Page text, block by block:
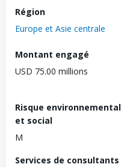
Région
Europe et Asie centrale
Montant engagé
USD 75.00 millions
Risque environnemental
et social
M
Services de consultants